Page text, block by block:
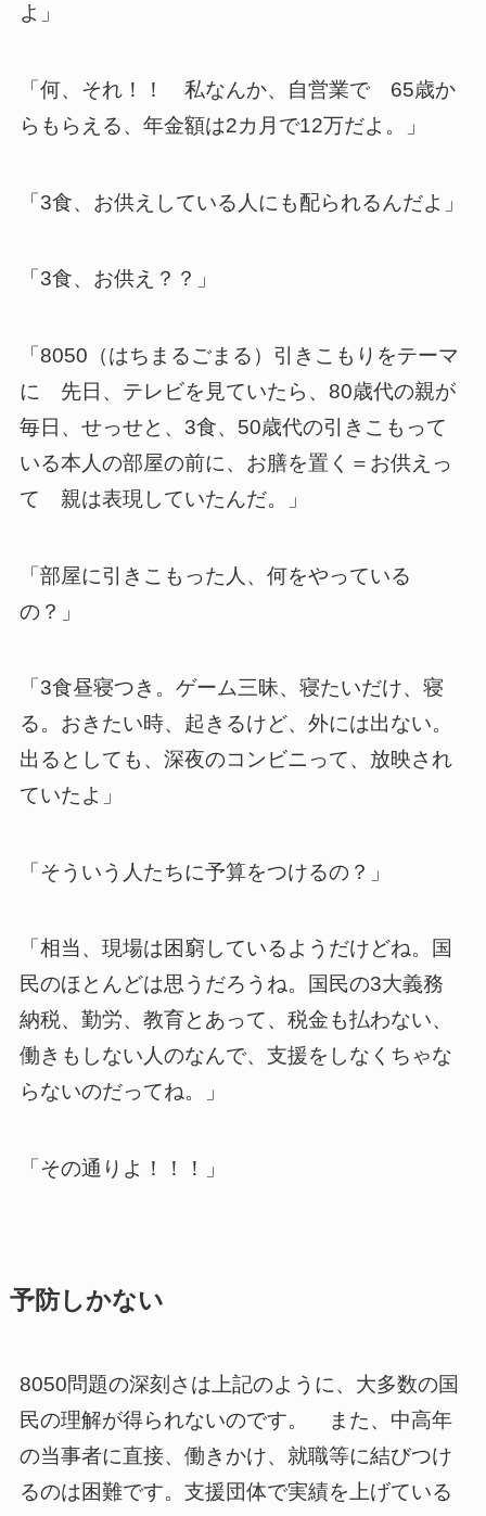
よ」
「何、それ！！ 私なんか、自営業で 65歳か
らもらえる、年金額は2カ月で12万だよ。」
「3食、お供えしている人にも配られるんだよ」
「3食、お供え？？」
「8050（はちまるごまる）引きこもりをテーマ
に 先日、テレビを見ていたら、80歳代の親が
毎日、せっせと、3食、50歳代の引きこもって
いる本人の部屋の前に、お膳を置く＝お供えっ
て 親は表現していたんだ。」
「部屋に引きこもった人、何をやっている
の？」
「3食昼寝つき。ゲーム三昧、寝たいだけ、寝
る。おきたい時、起きるけど、外には出ない。
出るとしても、深夜のコンビニって、放映され
ていたよ」
「そういう人たちに予算をつけるの？」
「相当、現場は困窮しているようだけどね。国
民のほとんどは思うだろうね。国民の3大義務
納税、勤労、教育とあって、税金も払わない、
働きもしない人のなんで、支援をしなくちゃな
らないのだってね。」
「その通りよ！！！」
予防しかない
8050問題の深刻さは上記のように、大多数の国
民の理解が得られないのです。 また、中高年
の当事者に直接、働きかけ、就職等に結びつけ
るのは困難です。支援団体で実績を上げている